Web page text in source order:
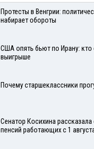
Протесты в Венгрии:
набирает обороты
США опять бьют по Ирану: кто
выигрыше
Почему старшеклассники
Сенатор Косихина рассказала
пенсий работающих с 1